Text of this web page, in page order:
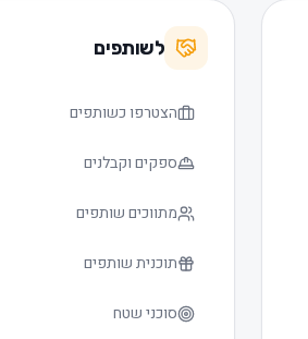
לשותפים
הצטרפו כשותפים
ספקים וקבלנים
מתווכים שותפים
תוכנית שותפים
סוכני שטח